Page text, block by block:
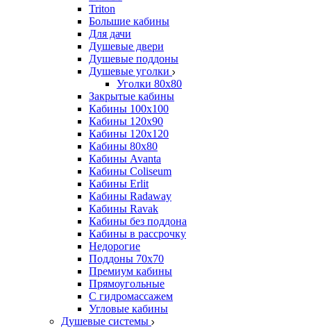
Triton
Большие кабины
Для дачи
Душевые двери
Душевые поддоны
Душевые уголки
Уголки 80х80
Закрытые кабины
Кабины 100x100
Кабины 120x90
Кабины 120х120
Кабины 80х80
Кабины Avanta
Кабины Coliseum
Кабины Erlit
Кабины Radaway
Кабины Ravak
Кабины без поддона
Кабины в рассрочку
Недорогие
Поддоны 70x70
Премиум кабины
Прямоугольные
С гидромассажем
Угловые кабины
Душевые системы